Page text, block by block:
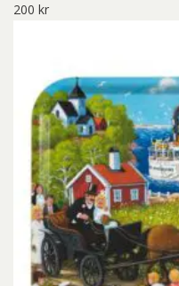
200 kr